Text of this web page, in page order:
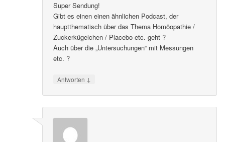
Super Sendung!
Gibt es einen einen ähnlichen Podcast, der
hauptthematisch über das Thema Homöopathie /
Zuckerkügelchen / Placebo etc. geht ?
Auch über die „Untersuchungen“ mit Messungen
etc. ?
Antworten ↓